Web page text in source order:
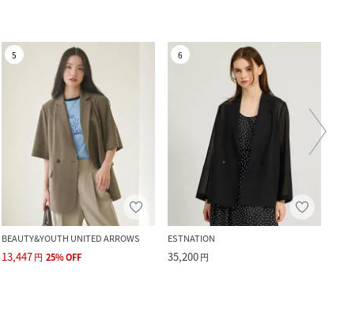
5
BEAUTY&YOUTH UNITED ARROWS
13,447円 25%OFF
6
ESTNATION
35,200円